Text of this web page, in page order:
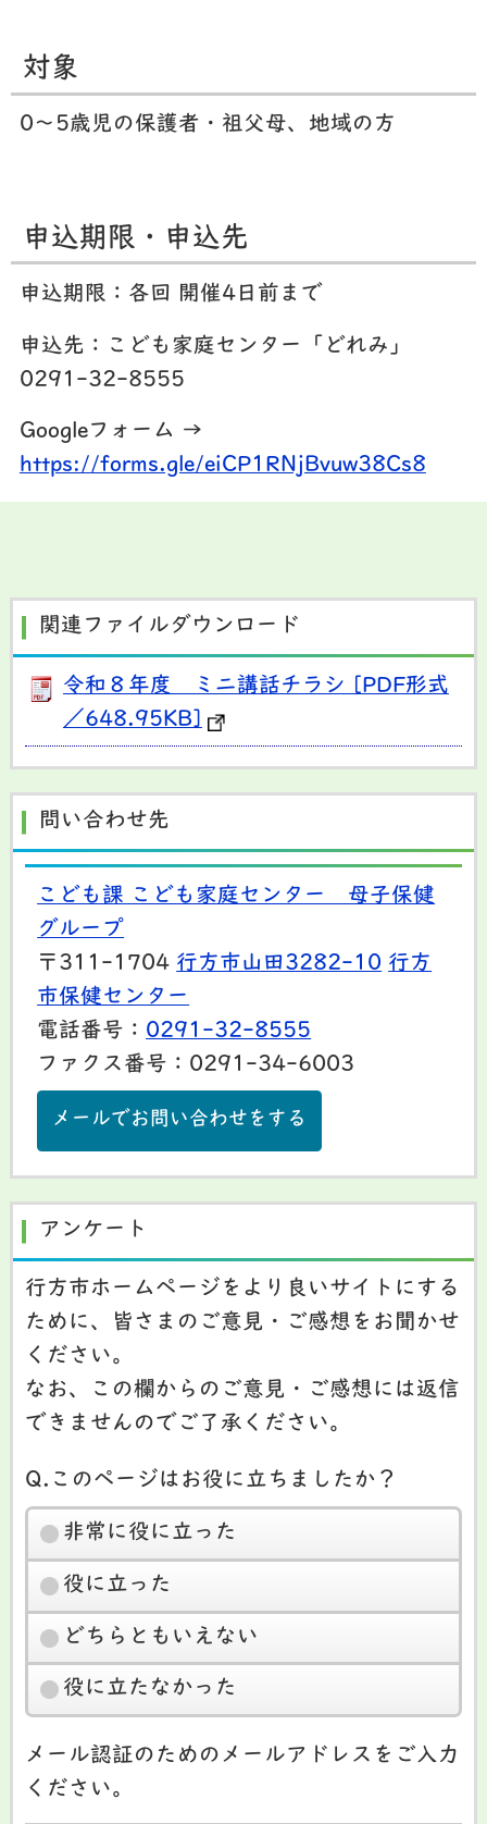
対象
0〜5歳児の保護者・祖父母、地域の方
申込期限・申込先
申込期限：各回 開催4日前まで
申込先：こども家庭センター「どれみ」
0291-32-8555
Googleフォーム →
https://forms.gle/eiCP1RNjBvuw38Cs8
関連ファイルダウンロード
令和８年度 ミニ講話チラシ [PDF形式
／648.95KB]
問い合わせ先
こども課 こども家庭センター 母子保健
グループ
〒311-1704 行方市山田3282-10 行方
市保健センター
電話番号： 0291-32-8555
ファクス番号：0291-34-6003
メールでお問い合わせをする
アンケート
行方市ホームページをより良いサイトにする
ために、皆さまのご意見・ご感想をお聞かせ
ください。
なお、この欄からのご意見・ご感想には返信
できませんのでご了承ください。
Q.このページはお役に立ちましたか？
非常に役に立った
役に立った
どちらともいえない
役に立たなかった
メール認証のためのメールアドレスをご入力
ください。